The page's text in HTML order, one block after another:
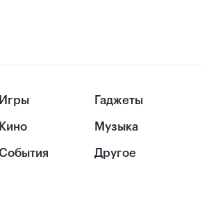
Игры
Кино
Гаджеты
Музыка
Другое